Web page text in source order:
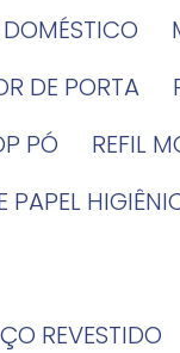
DOMÉSTICO
DE PORTA
PÓ
REFIL
PAPEL
REVESTIDO